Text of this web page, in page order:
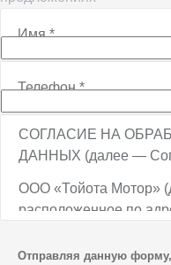
Имя*
Телефон*
СОГЛАСИЕ НА
ДАННЫХ (далее —
ООО «Тойота Мотор»
расположенное по
ТПЗ «Алтуфьево», вл.
Отправляя данную